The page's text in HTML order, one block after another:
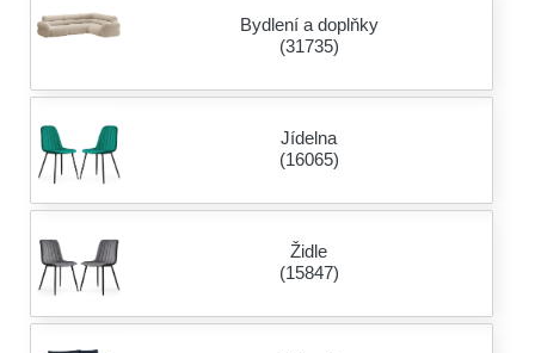
Bydlení a doplňky
(31735)
Jídelna
(16065)
Židle
(15847)